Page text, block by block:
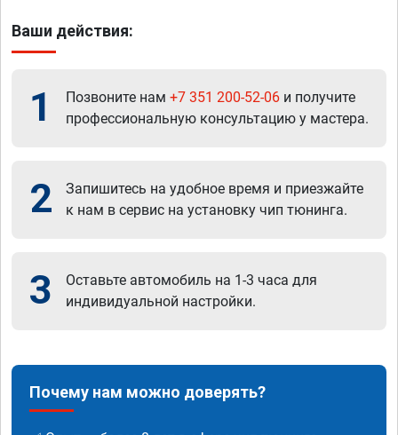
Ваши действия:
1 Позвоните нам +7 351 200-52-06 и получите
профессиональную консультацию у мастера.
2
Запишитесь на удобное время и приезжайте
к нам в сервис на установку чип тюнинга.
3
Оставьте автомобиль на 1-3 часа для
индивидуальной настройки.
Почему нам можно доверять?